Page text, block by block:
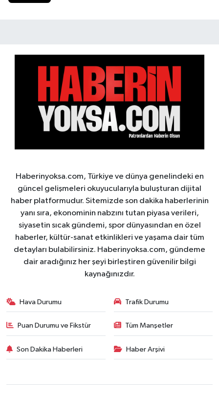
Haberinyoksa.com, Türkiye ve dünya genelindeki en
güncel gelişmeleri okuyucularıyla buluşturan dijital
haber platformudur. Sitemizde son dakika haberlerinin
yanı sıra, ekonominin nabzını tutan piyasa verileri,
siyasetin sıcak gündemi, spor dünyasından en özel
haberler, kültür-sanat etkinlikleri ve yaşama dair tüm
detayları bulabilirsiniz. Haberinyoksa.com, gündeme
dair aradığınız her şeyi birleştiren güvenilir bilgi
kaynağınızdır.
Hava Durumu Trafik Durumu
Puan Durumu ve Fikstür Tüm Manşetler
Son Dakika Haberleri Haber Arşivi